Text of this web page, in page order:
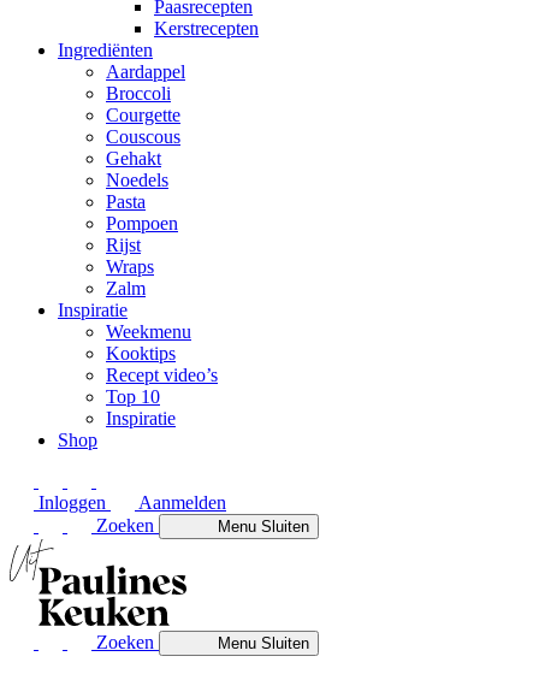
Paasrecepten
Kerstrecepten
Ingrediënten
Aardappel
Broccoli
Courgette
Couscous
Gehakt
Noedels
Pasta
Pompoen
Rijst
Wraps
Zalm
Inspiratie
Weekmenu
Kooktips
Recept video’s
Top 10
Inspiratie
Shop
Inloggen
Aanmelden
Zoeken
MenuSluiten
Zoeken MenuSluiten